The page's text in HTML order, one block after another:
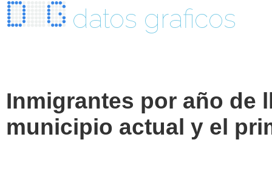
datos graficos
Inmigrantes por año de
municipio actual y el